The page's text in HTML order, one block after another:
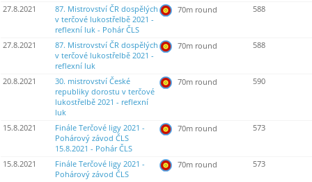
27.8.2021
87. Mistrovství ČR dospělých
v terčové lukostřelbě 2021 -
reflexní luk - Pohár ČLS
70m round 588
27.8.2021
87. Mistrovství ČR dospělých
v terčové lukostřelbě 2021 -
reflexní luk
70m round 588
20.8.2021
30. mistrovství České
republiky dorostu v terčové
lukostřelbě 2021 - reflexní
luk
70m round 590
15.8.2021
Finále Terčové ligy 2021 -
Pohárový závod ČLS
15.8.2021 - Pohár ČLS
70m round 573
15.8.2021
Finále Terčové ligy 2021 -
Pohárový závod ČLS
70m round 573